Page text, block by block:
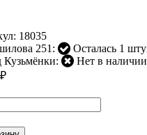
18035
251:
Осталась 1
Кузьмёнки:
Нет в наличии
₽